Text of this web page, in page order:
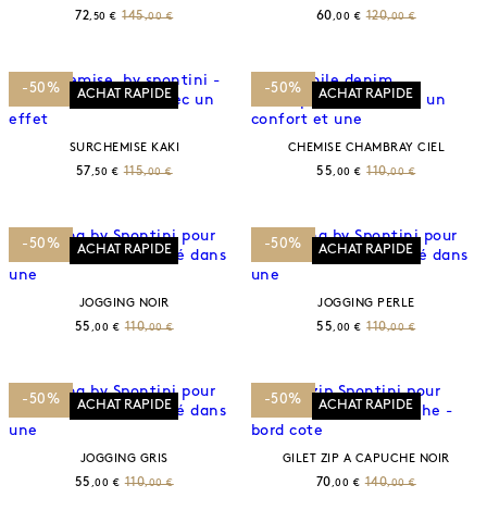
72,50 € 145,00 € 60 ,00 € 120,00 €
-50% ACHAT RAPIDE
SURCHEMISE KAKI
57 ,50 € 115,00 €
-50% ACHAT RAPIDE
CHEMISE CHAMBRAY CIEL
55 ,00 € 110,00 €
-50% ACHAT RAPIDE
JOGGING NOIR
55 ,00 € 110,00 €
-50% ACHAT RAPIDE
JOGGING PERLE
55 ,00 € 110,00 €
-50% ACHAT RAPIDE
JOGGING GRIS
55 ,00 € 110,00 €
-50% ACHAT RAPIDE
GILET ZIP A CAPUCHE NOIR
70 ,00 € 140,00 €